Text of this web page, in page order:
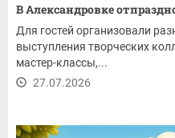
В Александровке
Для гостей организовали
выступления творческих
мастер-классы,...
27.07.2026